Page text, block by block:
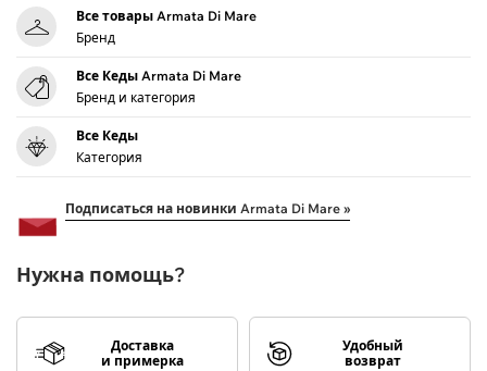
Все товары Armata Di Mare
Бренд
Все Кеды Armata Di Mare
Бренд и категория
Все Кеды
Категория
Подписаться на новинки Armata Di Mare »
Нужна помощь?
Доставка
и примерка
Удобный
возврат